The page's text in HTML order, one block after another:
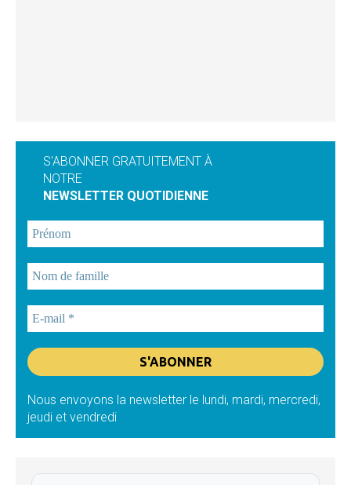
S'ABONNER GRATUITEMENT À
NOTRE
NEWSLETTER QUOTIDIENNE
Nous envoyons la newsletter le lundi, mardi, mercredi,
jeudi et vendredi